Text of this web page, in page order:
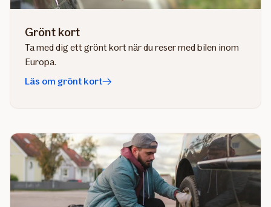
Grönt kort
Ta med dig ett grönt kort när du reser med bilen inom
Europa.
Läs om grönt kort